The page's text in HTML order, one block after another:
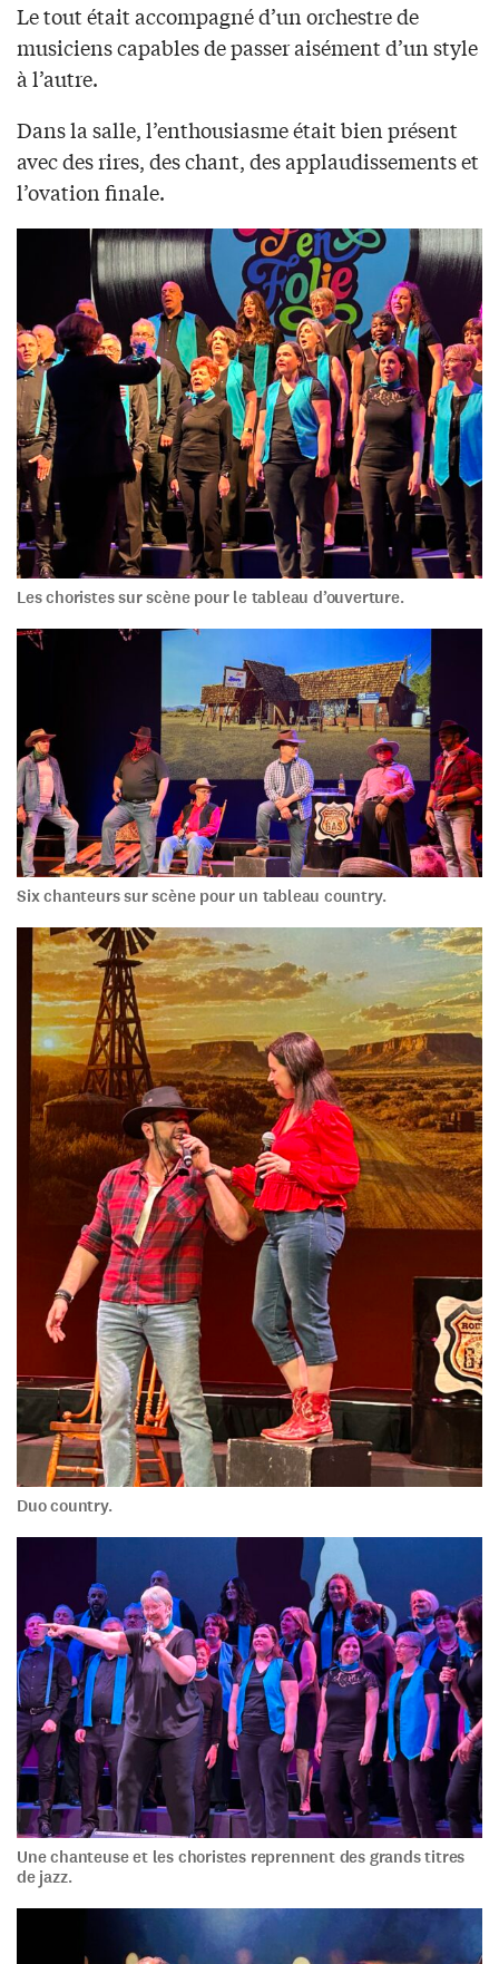
Le tout était accompagné d’un orchestre de
musiciens capables de passer aisément d’un style
à l’autre.
Dans la salle, l’enthousiasme était bien présent
avec des rires, des chant, des applaudissements et
l’ovation finale.
Les choristes sur scène pour le tableau d’ouverture.
Six chanteurs sur scène pour un tableau country.
Duo country.
Une chanteuse et les choristes reprennent des grands titres
de jazz.